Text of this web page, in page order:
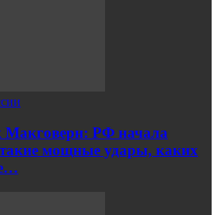
Макговерн: РФ начала
мощные удары, каких